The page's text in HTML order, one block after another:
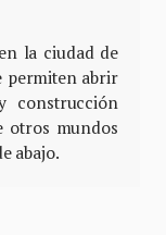
la ciudad de
permiten abrir
construcción
otros mundos
abajo.